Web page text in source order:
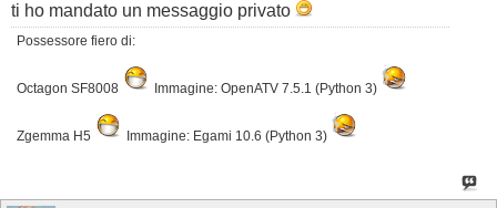
ti ho mandato un messaggio privato
Possessore fiero di:
Octagon SF8008 Immagine: OpenATV 7.5.1 (Python 3)
Zgemma H5 Immagine: Egami 10.6 (Python 3)